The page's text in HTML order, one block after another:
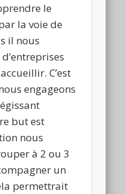
le
la voie de
il nous
C’est
engageons
but est
nous
à 2 ou 3
un
permettrait